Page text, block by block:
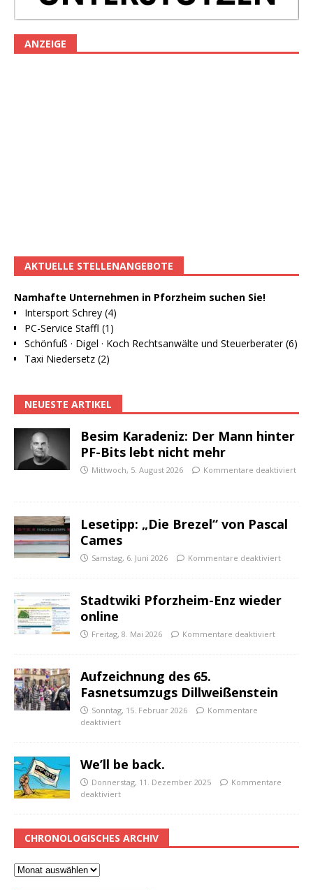
ANZEIGE
AKTUELLE STELLENANGEBOTE
Namhafte Unternehmen in Pforzheim suchen Sie!
Intersport Schrey (4)
PC-Service Staffl (1)
Schönfuß · Digel · Koch Rechtsanwälte und Steuerberater (6)
Taxi Niedersetz (2)
NEUESTE ARTIKEL
Besim Karadeniz: Der Mann hinter
PF-Bits lebt nicht mehr
Mittwoch, 5. August 2026 Kommentare deaktiviert
Lesetipp: „Die Brezel“ von Pascal
Cames
Samstag, 6. Juni 2026 Kommentare deaktiviert
Stadtwiki Pforzheim-Enz wieder
online
Freitag, 8. Mai 2026 Kommentare deaktiviert
Aufzeichnung des 65.
Fasnetsumzugs Dillweißenstein
Sonntag, 15. Februar 2026
Kommentare
deaktiviert
We’ll be back.
Donnerstag, 11. Dezember 2025
Kommentare
deaktiviert
CHRONOLOGISCHES ARCHIV